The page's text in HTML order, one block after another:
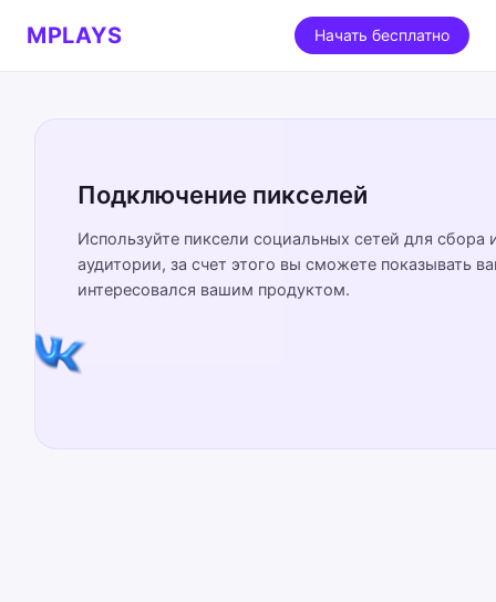
MPLAYS Начать бесплатно
Подключение пикселей
Используйте пиксели социальных сетей для сбора
аудитории, за счет этого вы сможете показывать
интересовался вашим продуктом.